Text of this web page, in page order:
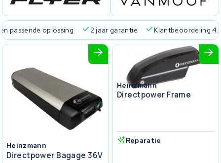
oplossing 2 jaar garantie Klantbeoordeling 4.5/5
Heinzmann
Directpower Bagage 36V
Heinzmann
Directpower Frame
Reparatie